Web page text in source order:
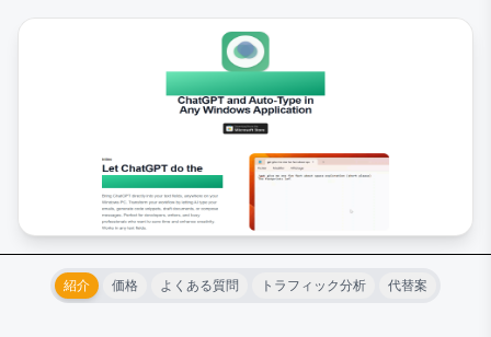
紹介 価格 よくある質問 トラフィック分析 代替案